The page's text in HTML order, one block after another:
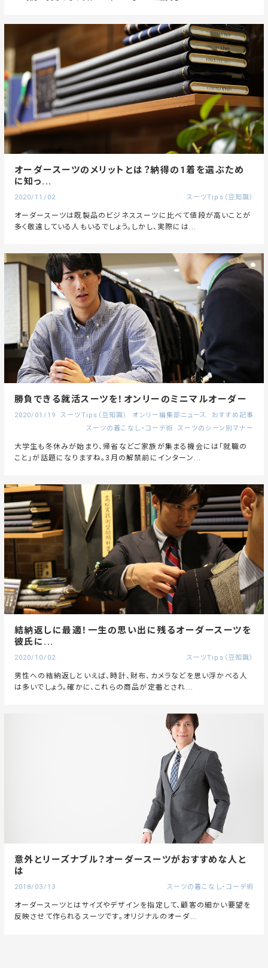
オーダースーツのメリットとは？納得の1着を選ぶため
に知っ...
2020/11/02 スーツTips（豆知識）
オーダースーツは既製品のビジネススーツに比べて値段が高いことが
多く敬遠している人もいるでしょう。しかし、実際には...
勝負できる就活スーツを！オンリーのミニマルオーダー
2020/01/19 おすすめ記事
オンリー編集部ニュース
スーツTips（豆知識）
スーツのシーン別マナー
スーツの着こなし・コーデ術
大学生も冬休みが始まり、帰省などご家族が集まる機会には「就職の
こと」が話題になりますね。3月の解禁前にインターン...
結納返しに最適！一生の思い出に残るオーダースーツを
彼氏に...
2020/10/02 スーツTips（豆知識）
男性への結納返しといえば、時計、財布、カメラなどを思い浮かべる人
は多いでしょう。確かに、これらの商品が定番とされ...
意外とリーズナブル？オーダースーツがおすすめな人と
は
2018/03/13 スーツの着こなし・コーデ術
オーダースーツとはサイズやデザインを指定して、顧客の細かい要望を
反映させて作られるスーツです。オリジナルのオーダ...